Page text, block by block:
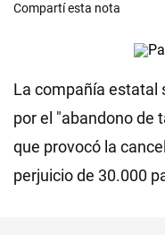
Compartí esta nota
La compañía estatal
por el "abandono de
que provocó la
perjuicio de 30.000